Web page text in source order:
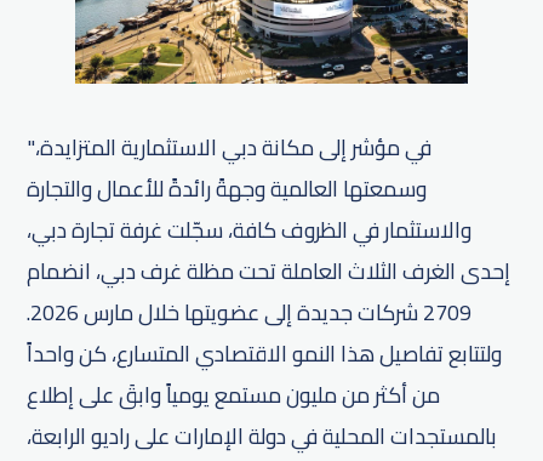
"في مؤشر إلى مكانة دبي الاستثمارية المتزايدة،
وسمعتها العالمية وجهةً رائدةً للأعمال والتجارة
والاستثمار في الظروف كافة، سجّلت غرفة تجارة دبي،
إحدى الغرف الثلاث العاملة تحت مظلة غرف دبي، انضمام
2709 شركات جديدة إلى عضويتها خلال مارس 2026.
ولتتابع تفاصيل هذا النمو الاقتصادي المتسارع، كن واحداً
من أكثر من مليون مستمع يومياً وابقَ على إطلاع
بالمستجدات المحلية في دولة الإمارات على راديو الرابعة،